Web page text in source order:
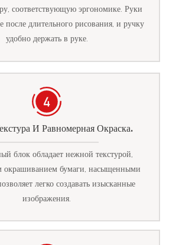
соответствующую эргономике. Руки
после длительного рисования, и ручку
удобно держать в руке.
И Равномерная Окраска.
блок обладает нежной текстурой,
окрашиванием бумаги, насыщенными
легко создавать изысканные
изображения.